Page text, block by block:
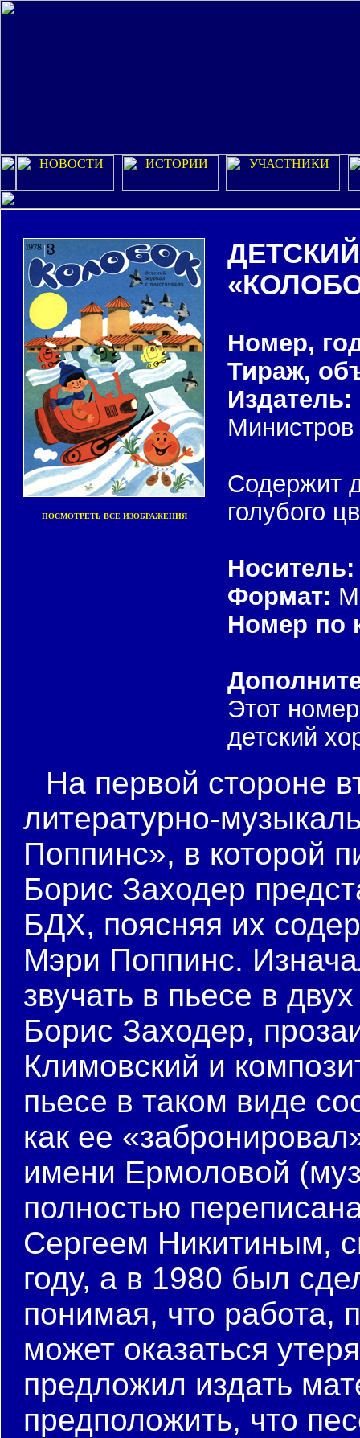
ПОСМОТРЕТЬ ВСЕ ИЗОБРАЖЕНИЯ
Номер,
Тираж,
Издатель:
Содержит
голубого
Носитель:
Формат:
Номер по
Этот
детский
На первой стороне
литературно-
Поппинс», в которой
Борис Заходер
БДХ, поясняя их
Мэри Поппинс.
звучать в пьесе в
Борис Заходер,
Климовский и
пьесе в таком виде
как ее
имени Ермоловой
полностью
Сергеем Никитиным,
году, а в 1980 был
понимая, что работа,
может оказаться
предложил издать
предположить, что